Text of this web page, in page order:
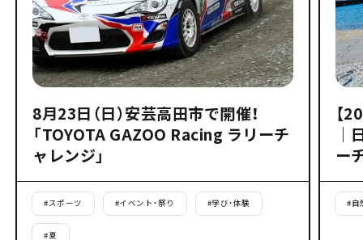
8月23日（日）安芸高田市で開催！
「TOYOTA GAZOO Racing ラリーチ
ャレンジ」
#スポーツ #イベント・祭り #学び・体験
#夏
【
｜
ー
#自